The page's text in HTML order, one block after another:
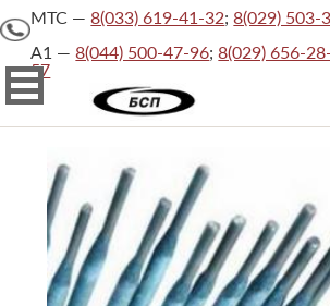
МТС —8(033) 619-41-32;8(029) 503-
А1 —8(044) 500-47-96;8(029) 656-
57
На
компании
Каталог
товаров
Хит